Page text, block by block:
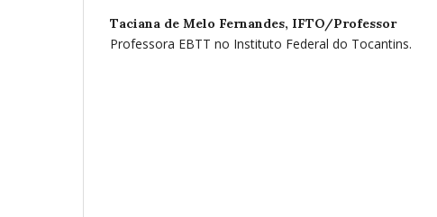
Taciana de Melo Fernandes, IFTO/Professor
Professora EBTT no Instituto Federal do Tocantins.